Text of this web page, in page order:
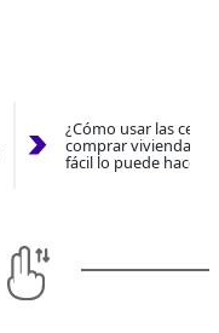
¿Cómo usar las
comprar vivienda
fácil lo puede hacer